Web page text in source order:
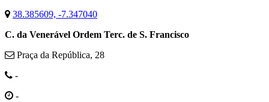
38.385609, -7.347040
C. da Venerável Ordem Terc. de S. Francisco
Praça da República, 28
-
-